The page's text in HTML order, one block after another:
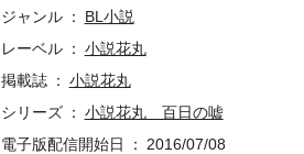
ジャンル
BL小説
レーベル
小説花丸
掲載誌
小説花丸
シリーズ
小説花丸 百日の嘘
電子版配信開始日
2016/07/08